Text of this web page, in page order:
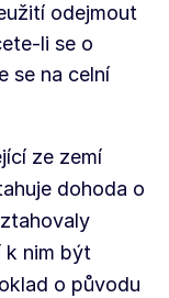
odejmout
li se o
se na celní
ze zemí
dohoda o
k nim být
o původu